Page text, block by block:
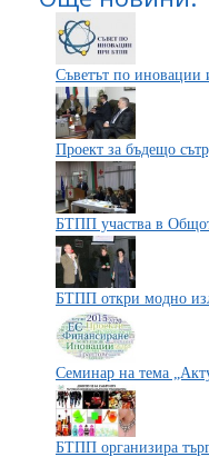
Съветът по иновации
Проект за бъдещо
БТПП участва в
БТПП откри модно
Семинар на тема
БТПП организира